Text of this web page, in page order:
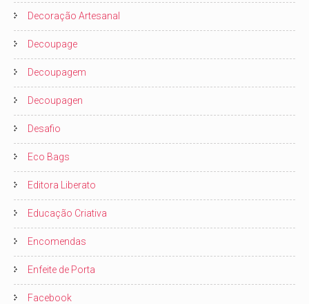
Decoração Artesanal
Decoupage
Decoupagem
Decoupagen
Desafio
Eco Bags
Editora Liberato
Educação Criativa
Encomendas
Enfeite de Porta
Facebook